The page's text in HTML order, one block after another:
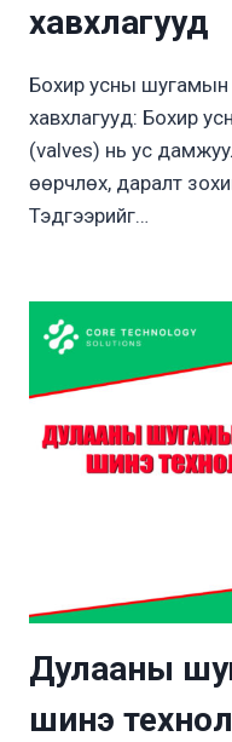
хавхлагууд
Бохир усны шугамын
хавхлагууд: Бохир
(valves) нь ус
өөрчлөх, даралт
Тэдгээрийг…
Дулааны
шинэ